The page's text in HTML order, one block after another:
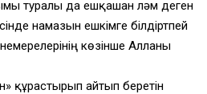
туралы да ешқашан ләм деген
намазын ешкімге білдіртпей
көзінше Алланы
құрастырып айтып беретін